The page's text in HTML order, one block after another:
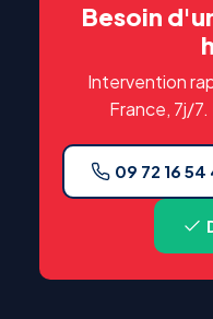
Besoin
Intervention
France, 7j/
09 72 16 54